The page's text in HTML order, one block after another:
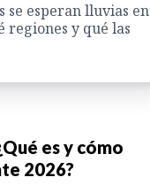
se esperan lluvias en
regiones y qué las
es y cómo
2026?